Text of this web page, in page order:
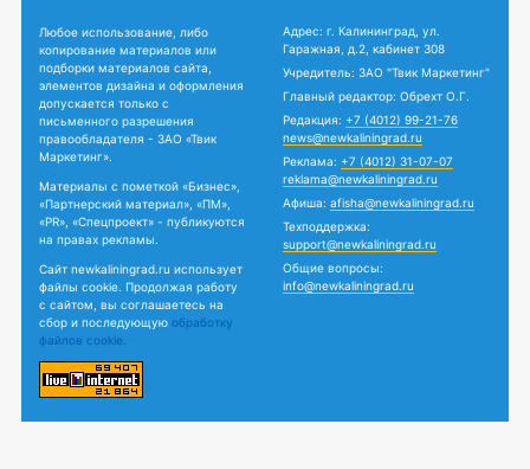
Любое использование, либо
копирование материалов или
подборки материалов сайта,
элементов дизайна и оформления
допускается только с
письменного разрешения
правообладателя - ЗАО «Твик
Маркетинг».
Материалы с пометкой «Бизнес»,
«Партнерский материал», «ПМ»,
«PR», «Спецпроект» - публикуются
на правах рекламы.
Сайт newkaliningrad.ru использует
файлы cookie. Продолжая работу
с сайтом, вы соглашаетесь на
сбор и последующую обработку
файлов cookie.
Адрес: г. Калининград, ул.
Гаражная, д.2, кабинет 308
Учредитель: ЗАО "Твик Маркетинг"
Главный редактор: Обрехт О.Г.
Редакция: +7 (4012) 99-21-76
news@newkaliningrad.ru
Реклама: +7 (4012) 31-07-07
reklama@newkaliningrad.ru
Афиша: afisha@newkaliningrad.ru
Техподдержка:
support@newkaliningrad.ru
Общие вопросы:
info@newkaliningrad.ru